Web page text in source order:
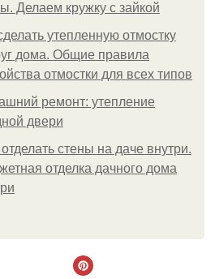
Делаем кружку с зайкой
утепленную отмостку
дома. Общие правила
отмостки для всех типов
ремонт: утепление
двери
стены на даче внутри.
отделка дачного дома